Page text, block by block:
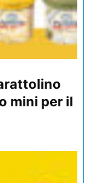
mini per il